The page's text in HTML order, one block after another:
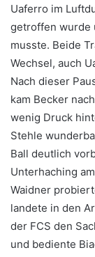
Uaferro im
getroffen wurde
musste. Beide
Wechsel, auch
Nach dieser
kam Becker
wenig Druck
Stehle
Ball deutlich
Unterhaching
Waidner
landete in den
der FCS den
und bediente